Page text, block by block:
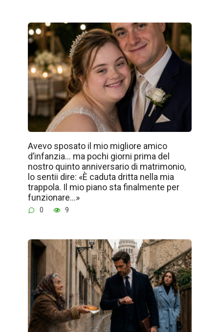
Avevo sposato il mio migliore amico
d’infanzia… ma pochi giorni prima del
nostro quinto anniversario di matrimonio,
lo sentii dire: «È caduta dritta nella mia
trappola. Il mio piano sta finalmente per
funzionare…»
0 9